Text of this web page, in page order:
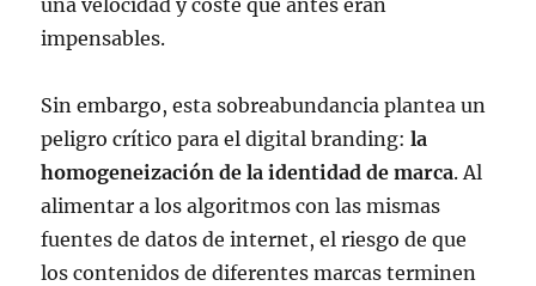
impensables.
Sin embargo, esta sobreabundancia plantea un
peligro crítico para el digital branding:la
homogeneización de la identidad de marca. Al
alimentar a los algoritmos con las mismas
fuentes de datos de internet, el riesgo de que
los contenidos de diferentes marcas terminen